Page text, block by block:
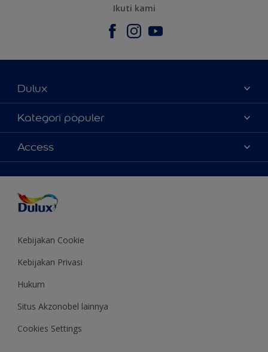
Ikuti kami
Dulux
Tentang Kami
Contact us
Temukan toko
Kategori populer
Warna
Produk
Inspirasi
Saran Mendekorasi
Colour of the Year
Access
Kebijakan Cookie
Kebijakan Privasi
Hukum
Situs Akzonobel lainnya
Cookies Settings